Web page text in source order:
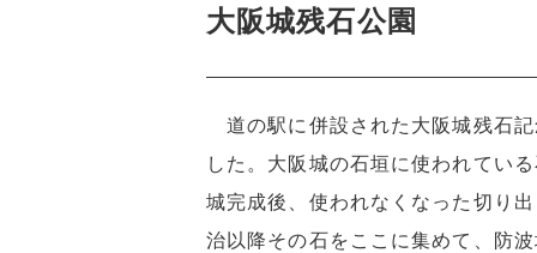
大阪城残石公園
道の駅に併設された大阪城残石
した。大阪城の石垣に使われてい
城完成後、使われなくなった切り
治以降その石をここに集めて、防